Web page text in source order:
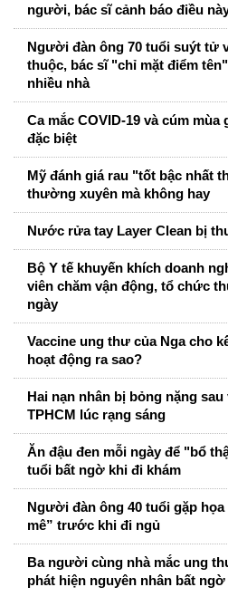
người, bác sĩ cảnh báo điều
Người đàn ông 70 tuổi suýt tử
thuộc, bác sĩ "chỉ mặt điểm
nhiều nhà
Ca mắc COVID-19 và cúm
đặc biệt
Mỹ đánh giá rau "tốt bậc nhất
thường xuyên mà không hay
Nước rửa tay Layer Clean bị
Bộ Y tế khuyến khích doanh
viên chăm vận động, tổ chức
ngày
Vaccine ung thư của Nga cho
hoạt động ra sao?
Hai nạn nhân bị bỏng nặng
TPHCM lúc rạng sáng
Ăn đậu đen mỗi ngày để "bổ
tuổi bất ngờ khi đi khám
Người đàn ông 40 tuổi gặp
mê” trước khi đi ngủ
Ba người cùng nhà mắc ung
phát hiện nguyên nhân bất ngờ